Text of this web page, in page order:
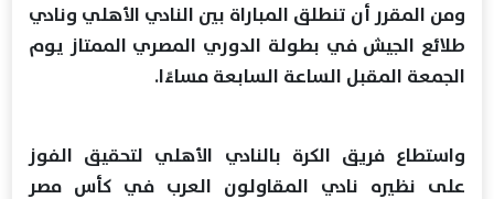
ومن المقرر أن تنطلق المباراة بين النادي الأهلي ونادي
طلائع الجيش في بطولة الدوري المصري الممتاز يوم
الجمعة المقبل الساعة السابعة مساءًا.
واستطاع فريق الكرة بالنادي الأهلي لتحقيق الفوز
على نظيره نادي المقاولون العرب في كأس مصر